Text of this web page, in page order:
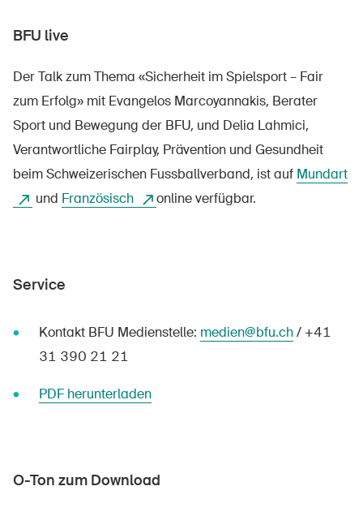
BFU live
Der Talk zum Thema «Sicherheit im Spielsport – Fair
zum Erfolg» mit Evangelos Marcoyannakis, Berater
Sport und Bewegung der BFU, und Delia Lahmici,
Verantwortliche Fairplay, Prävention und Gesundheit
beim Schweizerischen Fussballverband, ist auf Mundart
und Französisch online verfügbar.
Service
Kontakt BFU Medienstelle: medien@bfu.ch/ +41
31 390 21 21
PDF herunterladen
O-Ton zum Download